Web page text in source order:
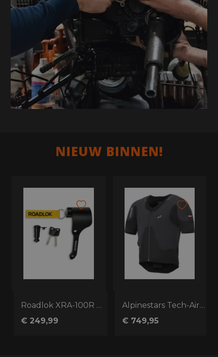
NIEUW BINNEN!
Roadlok XRA-100R Eurosport 100mm Rechts
€ 249,99
Alpinestars Tech-Air 5 Plasma
€ 749,95